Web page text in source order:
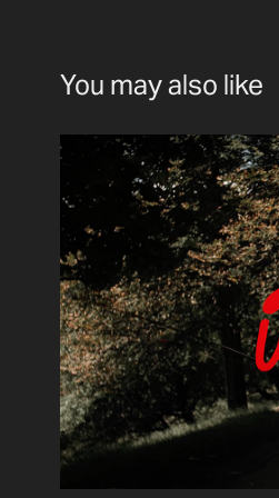
You may also like